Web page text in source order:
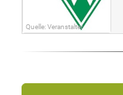
Quelle: Veranstalter